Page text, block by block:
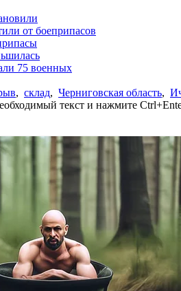
от боеприпасов
75 военных
, склад, Черниговская область,
текст и нажмите